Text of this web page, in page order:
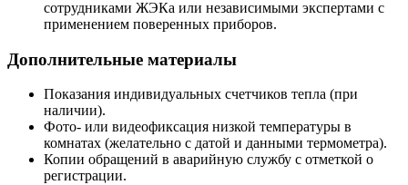
сотрудниками ЖЭКа или независимыми экспертами с
применением поверенных приборов.
Дополнительные материалы
Показания индивидуальных счетчиков тепла (при
наличии).
Фото- или видеофиксация низкой температуры в
комнатах (желательно с датой и данными термометра).
Копии обращений в аварийную службу с отметкой о
регистрации.